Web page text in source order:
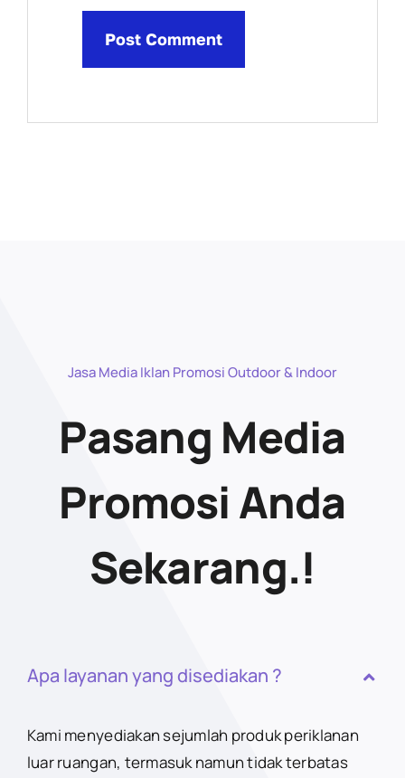
Jasa Media Iklan Promosi Outdoor & Indoor
Pasang Media
Promosi Anda
Sekarang.!
Apa layanan yang disediakan ?
Kami menyediakan sejumlah produk periklanan
luar ruangan, termasuk namun tidak terbatas